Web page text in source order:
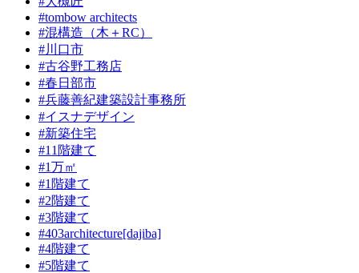
#tombow architects
#混構造（木＋RC）
#川口市
#古谷野工務店
#春日部市
#兵藤善紀建築設計事務所
#イスナデザイン
#新築住宅
#11階建て
#1万㎡
#1階建て
#2階建て
#3階建て
#403architecture[dajiba]
#4階建て
#5階建て